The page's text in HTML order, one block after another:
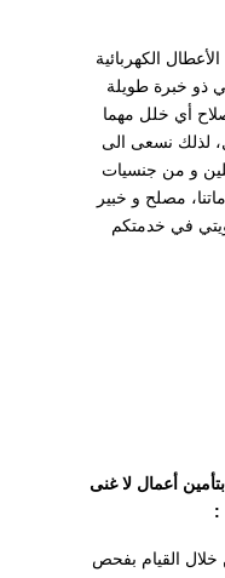
الكهربائية
ذو خبرة طويلة
أي خلل مهما
لذلك نسعى الى
و من جنسيات
مصلح و خبير
في خدمتكم
أعمال لا غنى
:
خلال القيام بفحص